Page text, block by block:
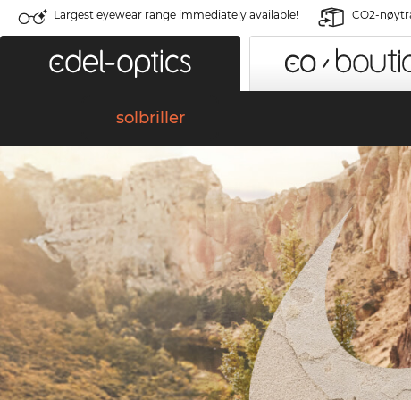
Largest eyewear range immediately available! CO2-
solbriller